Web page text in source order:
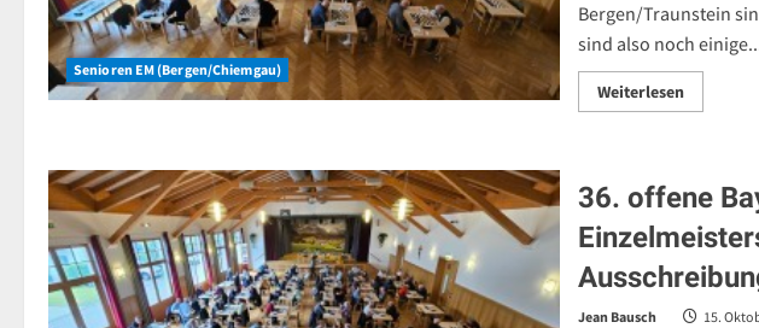
Senioren EM (Bergen/Chiemgau)
Bergen/Traunstein
sind also noch
WeiterlesenRead
more
Offenen
Senioren-
36. offene
Jean Bausch 15.